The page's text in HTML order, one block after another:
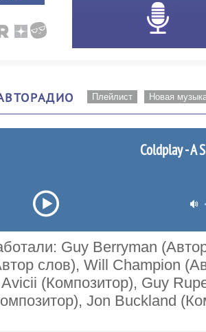
Плейлист Новая
Coldplay - A
Guy Berryman
слов), Will Champion
(Композитор), Guy
Jon Buckland